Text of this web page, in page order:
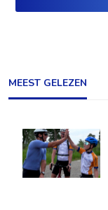
MEEST GELEZEN